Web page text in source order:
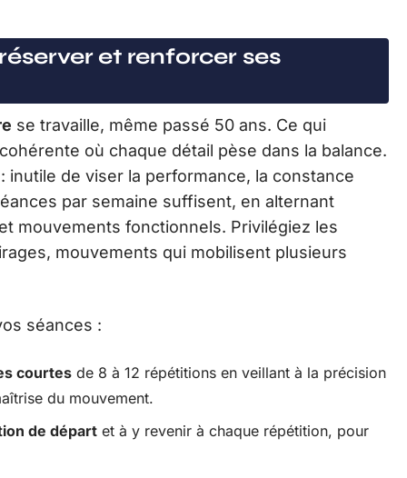
et renforcer ses
se travaille, même passé 50 ans. Ce qui
où chaque détail pèse dans la balance.
de viser la performance, la constance
par semaine suffisent, en alternant
mouvements fonctionnels. Privilégiez les
mouvements qui mobilisent plusieurs
séances :
courtes de 8 à 12 répétitions en veillant à la précision
du mouvement.
de départ et à y revenir à chaque répétition, pour